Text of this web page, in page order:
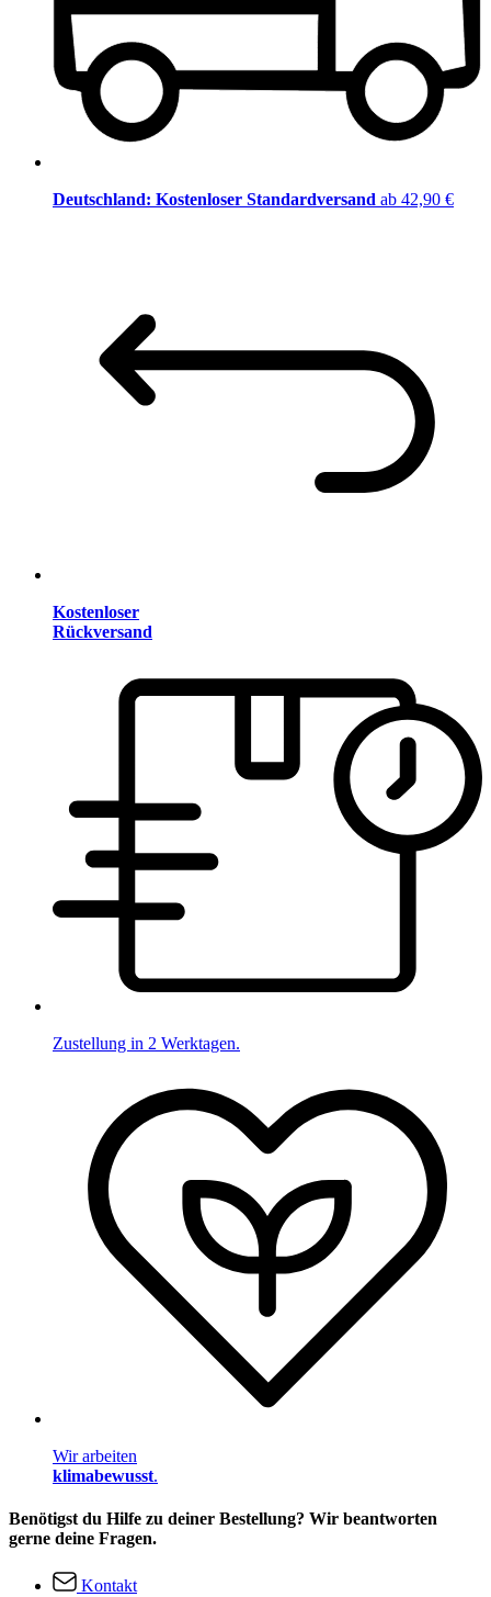
Deutschland: Kostenloser Standardversand ab 42,90 €
Kostenloser
Rückversand
Zustellung in 2 Werktagen.
Wir arbeiten
klimabewusst.
Benötigst du Hilfe zu deiner Bestellung? Wir beantworten
gerne deine Fragen.
Kontakt